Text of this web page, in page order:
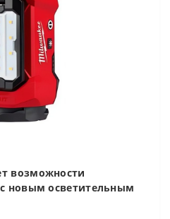
возможности
новым осветительным